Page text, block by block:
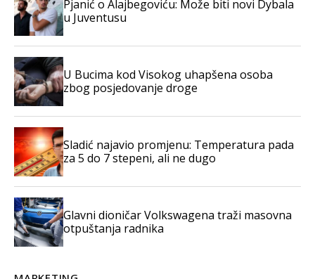
Pjanić o Alajbegoviću: Može biti novi Dybala
u Juventusu
U Bucima kod Visokog uhapšena osoba
zbog posjedovanje droge
Sladić najavio promjenu: Temperatura pada
za 5 do 7 stepeni, ali ne dugo
Glavni dioničar Volkswagena traži masovna
otpuštanja radnika